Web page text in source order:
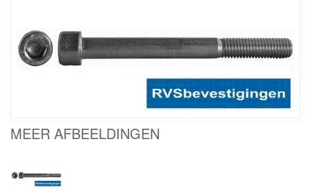
MEER AFBEELDINGEN